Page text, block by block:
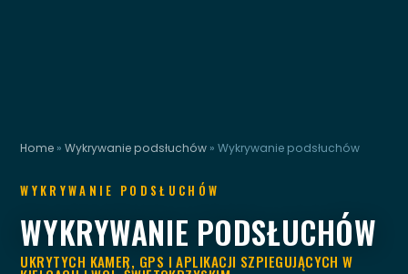
Home »Wykrywanie podsłuchów »Wykrywanie podsłuchów
WYKRYWANIE PODSŁUCHÓW
WYKRYWANIE PODSŁUCHÓW
UKRYTYCH KAMER, GPS I APLIKACJI SZPIEGUJĄCYCH W